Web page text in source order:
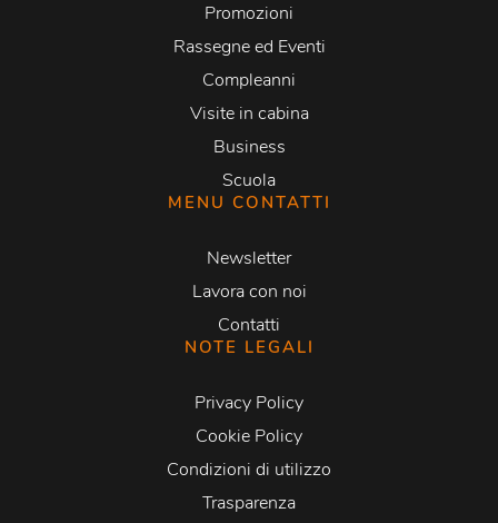
Promozioni
Rassegne ed Eventi
Compleanni
Visite in cabina
Business
Scuola
MENU CONTATTI
Newsletter
Lavora con noi
Contatti
NOTE LEGALI
Privacy Policy
Cookie Policy
Condizioni di utilizzo
Trasparenza